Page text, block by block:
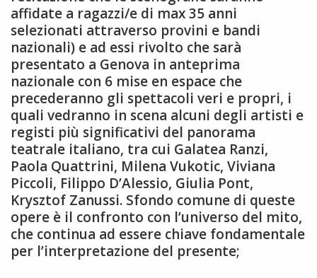
affidate a ragazzi/e di max 35 anni
selezionati attraverso provini e bandi
nazionali) e ad essi rivolto che sarà
presentato a Genova in anteprima
nazionale con 6 mise en espace che
precederanno gli spettacoli veri e propri, i
quali vedranno in scena alcuni degli artisti e
registi più significativi del panorama
teatrale italiano, tra cui Galatea Ranzi,
Paola Quattrini, Milena Vukotic, Viviana
Piccoli, Filippo D’Alessio, Giulia Pont,
Krysztof Zanussi. Sfondo comune di queste
opere è il confronto con l’universo del mito,
che continua ad essere chiave fondamentale
per l’interpretazione del presente;